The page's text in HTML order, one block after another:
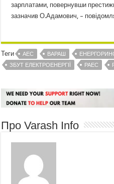
зарплатами, повернувши
зазначив О.Адамович, –
Теги АЕС ВАРАШ
ЗБУТ ЕЛЕКТРОЕНЕРГІЇ
РАЕС
Про Varash Info